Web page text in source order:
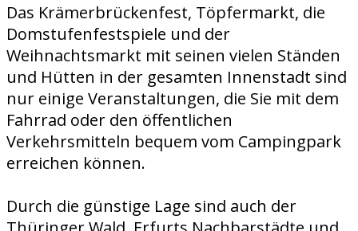
Das Krämerbrückenfest, Töpfermarkt, die
Domstufenfestspiele und der
Weihnachtsmarkt mit seinen vielen Ständen
und Hütten in der gesamten Innenstadt sind
nur einige Veranstaltungen, die Sie mit dem
Fahrrad oder den öffentlichen
Verkehrsmitteln bequem vom Campingpark
erreichen können.
Durch die günstige Lage sind auch der